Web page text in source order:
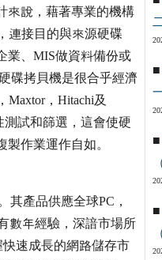
來說，藉著專業的機構
連接目的與來源硬碟
業、MIS做資料備份或
碟拷貝機是很合乎經濟
Maxtor，Hitachi及
測試和篩選，這會使硬
作業運作自如。
產品供應全球PC，
數年經驗，深諳市場所
速成長的網路儲存市
■
■
■